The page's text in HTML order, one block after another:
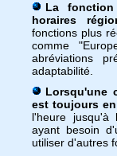
La
horaires
fonctions plus
comme
abréviations
adaptabilité.
Lorsqu'une
est toujours en
l'heure jusqu'à
ayant besoin
utiliser d'autres